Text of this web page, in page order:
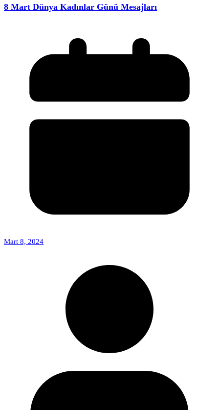
8 Mart Dünya Kadınlar Günü Mesajları
Mart 8, 2024